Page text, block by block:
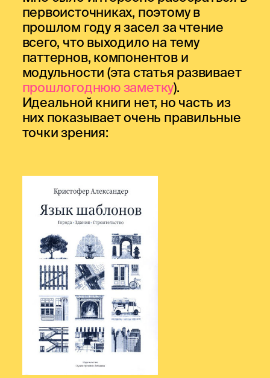
первоисточниках, поэтому в
прошлом году я засел за чтение
всего, что выходило на тему
паттернов, компонентов и
модульности (эта статья развивает
прошлогоднюю заметку).
Идеальной книги нет, но часть из
них показывает очень правильные
точки зрения: